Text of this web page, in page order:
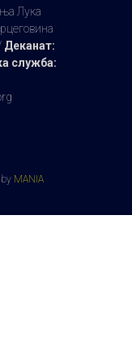
Лука
Деканат:
служба:
MANIA